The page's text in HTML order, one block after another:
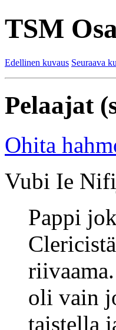
TSM
Edellinen kuvaus Seuraava
Pelaajat
Ohita
Vubi Ie
Pappi
oli vain
taistella